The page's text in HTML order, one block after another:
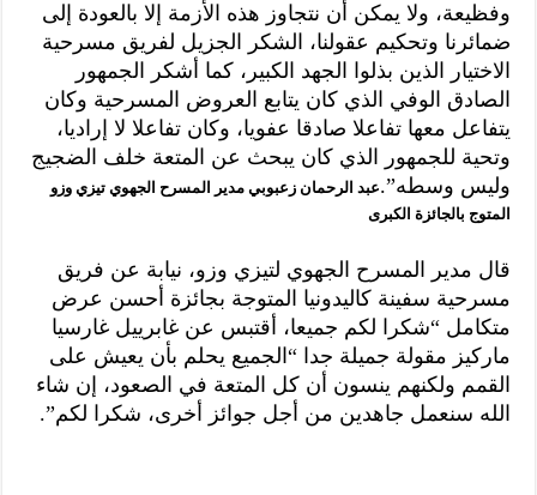
وفظيعة، ولا يمكن أن نتجاوز هذه الأزمة إلا بالعودة إلى
ضمائرنا وتحكيم عقولنا، الشكر الجزيل لفريق مسرحية
الاختيار الذين بذلوا الجهد الكبير، كما أشكر الجمهور
الصادق الوفي الذي كان يتابع العروض المسرحية وكان
يتفاعل معها تفاعلا صادقا عفويا، وكان تفاعلا لا إراديا،
وتحية للجمهور الذي كان يبحث عن المتعة خلف الضجيج
وليس وسطه”.عبد الرحمان زعبوبي مدير المسرح الجهوي تيزي وزو
المتوج بالجائزة الكبرى
قال مدير المسرح الجهوي لتيزي وزو، نيابة عن فريق
مسرحية سفينة كاليدونيا المتوجة بجائزة أحسن عرض
متكامل “شكرا لكم جميعا، أقتبس عن غابرييل غارسيا
ماركيز مقولة جميلة جدا “الجميع يحلم بأن يعيش على
القمم ولكنهم ينسون أن كل المتعة في الصعود، إن شاء
الله سنعمل جاهدين من أجل جوائز أخرى، شكرا لكم”.